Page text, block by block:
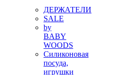
ДЕРЖАТЕЛИ
SALE
by
BABY
WOODS
Силиконовая
посуда,
игрушки